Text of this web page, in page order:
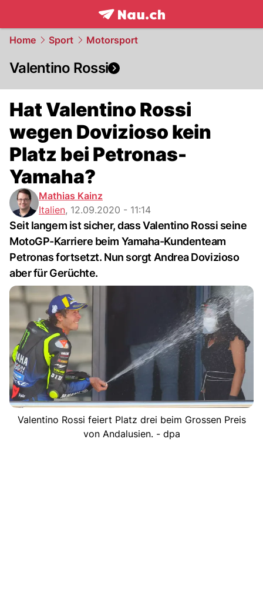
frontpage.NAU.ch
Home Sport Motorsport
Valentino Rossi
Hat Valentino Rossi
wegen Dovizioso kein
Platz bei Petronas-
Yamaha?
Mathias Kainz
Italien, 12.09.2020 - 11:14
Seit langem ist sicher, dass Valentino Rossi seine
MotoGP-Karriere beim Yamaha-Kundenteam
Petronas fortsetzt. Nun sorgt Andrea Dovizioso
aber für Gerüchte.
Valentino Rossi feiert Platz drei beim Grossen Preis
von Andalusien. - dpa